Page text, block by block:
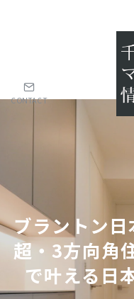
CONTACT
ブラントン
超・3方向角
で叶える日